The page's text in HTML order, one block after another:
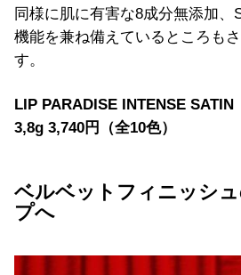
同様に肌に有害な8成分無添加、
機能を兼ね備えているところも
す。
LIP PARADISE INTENSE SATIN
3,8g 3,740円（全10色）
ベルベットフィニッシ
プへ